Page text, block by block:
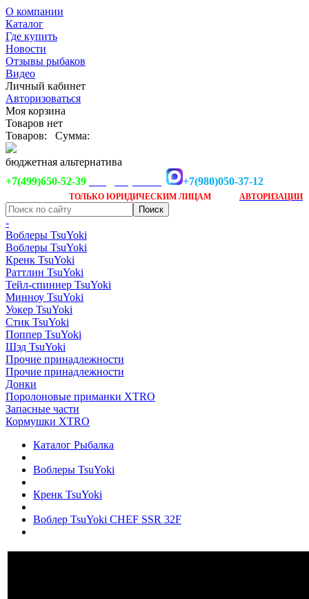
О компании
Каталог
Где купить
Новости
Отзывы рыбаков
Видео
Личный кабинет
Авторизоваться
Моя корзина
Товаров нет
Товаров:
Сумма:
бюджетная альтернатива
+7(499)650-52-39
+7(980)050-37-12
ТОЛЬКО ЮРИДИЧЕСКИМ ЛИЦАМ АВТОРИЗАЦИИ
-
Воблеры TsuYoki
Воблеры TsuYoki
Кренк TsuYoki
Раттлин TsuYoki
Тейл-спиннер TsuYoki
Минноу TsuYoki
Уокер TsuYoki
Стик TsuYoki
Поппер TsuYoki
Шэд TsuYoki
Прочие принадлежности
Прочие принадлежности
Донки
Поролоновые приманки XTRO
Запасные части
Кормушки XTRO
Каталог Рыбалка
Воблеры TsuYoki
Кренк TsuYoki
Воблер TsuYoki CHEF SSR 32F